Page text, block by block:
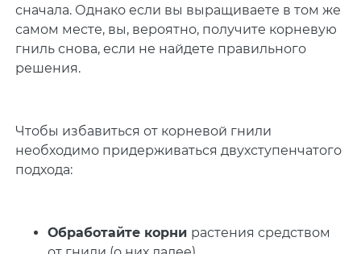
сначала. Однако если вы выращиваете в том же
самом месте, вы, вероятно, получите корневую
гниль снова, если не найдете правильного
решения.
Чтобы избавиться от корневой гнили
необходимо придерживаться двухступенчатого
подхода:
Обработайте корни растения средством